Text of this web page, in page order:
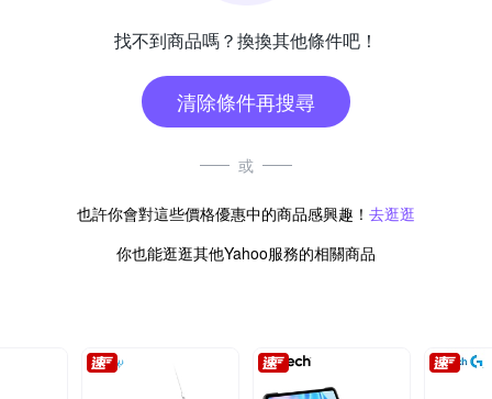
找不到商品嗎？換換其他條件吧！
清除條件再搜尋
或
也許你會對這些價格優惠中的商品感興趣！ 去逛逛
你也能逛逛其他Yahoo服務的相關商品